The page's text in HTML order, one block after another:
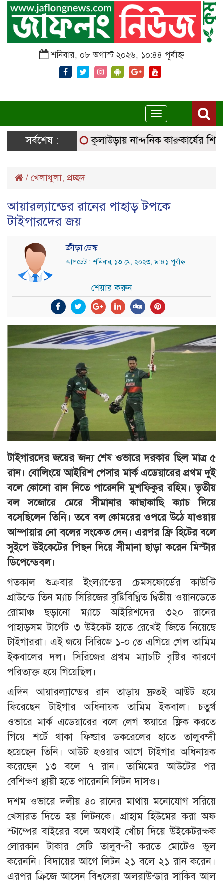
শনিবার, ০৮ অগাস্ট ২০২৬, ১০:৪৪ পূর্বাহ্ন
Toggle
navigation
সর্বশেষ :
সরঞ্জাম কুলাউড়ায় নান্দনিক কারুকার্যের শিব
/ খেলাধুলা, প্রচ্ছদ
আয়ারল্যান্ডের রানের পাহাড় টপকে
টাইগারদের জয়
ক্রীড়া ডেস্ক
আপডেট : শনিবার, ১৩ মে, ২০২৩, ৯:৪১ পূর্বাহ্ন
শেয়ার করুন
টাইগারদের জয়ের জন্য শেষ ওভারে দরকার ছিল মাত্র ৫
রান। বোলিংয়ে আইরিশ পেসার মার্ক এডেয়ারের প্রথম দুই
বলে কোনো রান নিতে পারেননি মুশফিকুর রহিম। তৃতীয়
বল সজোরে মেরে সীমানার কাছাকাছি ক্যাচ দিয়ে
বসেছিলেন তিনি। তবে বল কোমরের ওপরে উঠে যাওয়ায়
আম্পায়ার নো বলের সংকেত দেন। এরপর ফ্রি হিটের বলে
সুইপে উইকেটের পিছন দিয়ে সীমানা ছাড়া করেন মিস্টার
ডিপেন্ডেবল।
গতকাল শুক্রবার ইংল্যান্ডের চেমসফোর্ডের কাউন্টি
গ্রাউন্ডে তিন ম্যাচ সিরিজের বৃষ্টিবিঘ্নিত দ্বিতীয় ওয়ানডেতে
রোমাঞ্চ ছড়ানো ম্যাচে আইরিশদের ৩২০ রানের
পাহাড়সম টার্গেট ৩ উইকেট হাতে রেখেই জিতে নিয়েছে
টাইগাররা। এই জয়ে সিরিজে ১-০ তে এগিয়ে গেল তামিম
ইকবালের দল। সিরিজের প্রথম ম্যাচটি বৃষ্টির কারণে
পরিত্যক্ত হয়ে গিয়েছিল।
এদিন আয়ারল্যান্ডের রান তাড়ায় দ্রুতই আউট হয়ে
ফিরেছেন টাইগার অধিনায়ক তামিম ইকবাল। চতুর্থ
ওভারে মার্ক এডেয়ারের বলে লেগ স্কয়ারে ফ্লিক করতে
গিয়ে শর্টে থাকা ফিল্ডার ডকরেলের হাতে তালুবন্দী
হয়েছেন তিনি। আউট হওয়ার আগে টাইগার অধিনায়ক
করেছেন ১৩ বলে ৭ রান। তামিমের আউটের পর
বেশিক্ষণ স্থায়ী হতে পারেননি লিটন দাসও।
দশম ওভারে দলীয় ৪০ রানের মাথায় মনোযোগ সরিয়ে
খেসারত দিতে হয় লিটনকে। গ্রাহাম হিউমের করা অফ
স্টাম্পের বাইরের বলে অযথাই খোঁচা দিয়ে উইকেটরক্ষক
লোরকান টাকার সেটি তালুবন্দী করতে মোটেও ভুল
করেননি। বিদায়ের আগে লিটন ২১ বলে ২১ রান করেন।
এরপর ক্রিজে আসেন বিশ্বসেরা অলরাউন্ডার সাকিব আল